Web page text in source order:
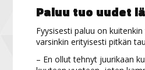
Paluu tuo uudet
Fyysisesti paluu on
varsinkin erityisesti pitkän
– En ollut tehnyt juurikaan